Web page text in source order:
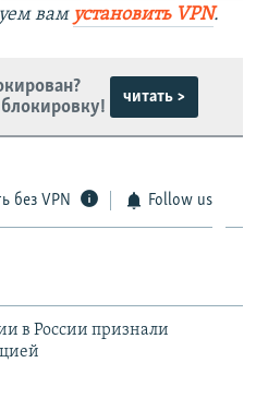
вам установить VPN.
читать >
без VPN Follow us
в России признали